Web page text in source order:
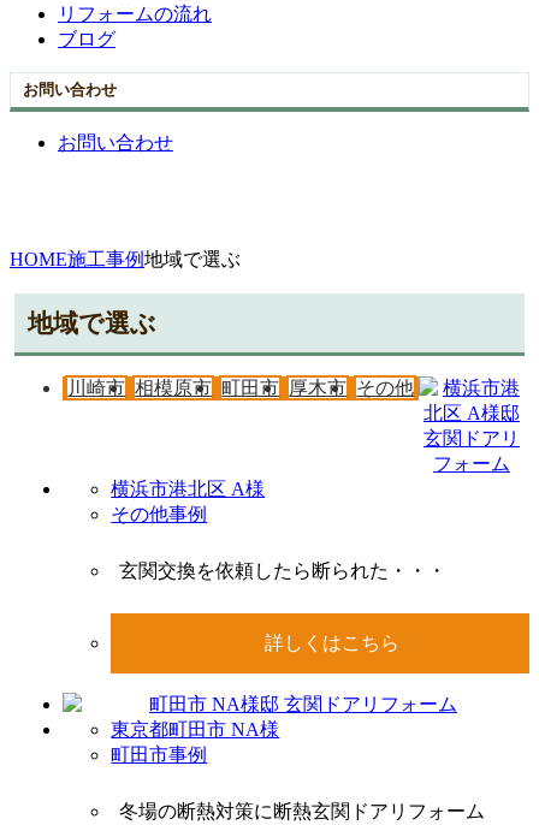
リフォームの流れ
ブログ
お問い合わせ
お問い合わせ
HOME施工事例地域で選ぶ
地域で選ぶ
川崎市 相模原市 町田市 厚木市 その他
横浜市港北区 A様
その他事例
玄関交換を依頼したら断られた・・・
詳しくはこちら
東京都町田市 NA様
町田市事例
冬場の断熱対策に断熱玄関ドアリフォーム